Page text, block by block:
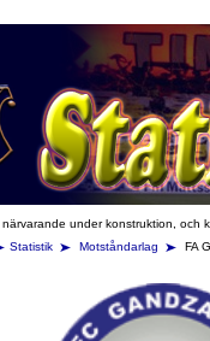
under konstruktion, och
Statistik Motståndarlag FA